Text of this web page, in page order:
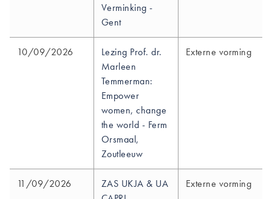
Verminking -
Gent
10/09/2026
Lezing Prof. dr.
Marleen
Temmerman:
Empower
women, change
the world - Ferm
Orsmaal,
Zoutleeuw
Externe vorming
11/09/2026
ZAS UKJA & UA
Externe vorming